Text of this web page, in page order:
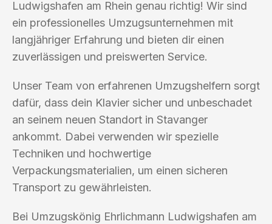
Ludwigshafen am Rhein genau richtig! Wir sind
ein professionelles Umzugsunternehmen mit
langjähriger Erfahrung und bieten dir einen
zuverlässigen und preiswerten Service.
Unser Team von erfahrenen Umzugshelfern sorgt
dafür, dass dein Klavier sicher und unbeschadet
an seinem neuen Standort in Stavanger
ankommt. Dabei verwenden wir spezielle
Techniken und hochwertige
Verpackungsmaterialien, um einen sicheren
Transport zu gewährleisten.
Bei Umzugskönig Ehrlichmann Ludwigshafen am